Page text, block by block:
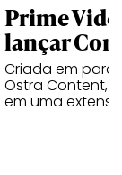
Prime
lançar
Criada em
Ostra Content,
em uma